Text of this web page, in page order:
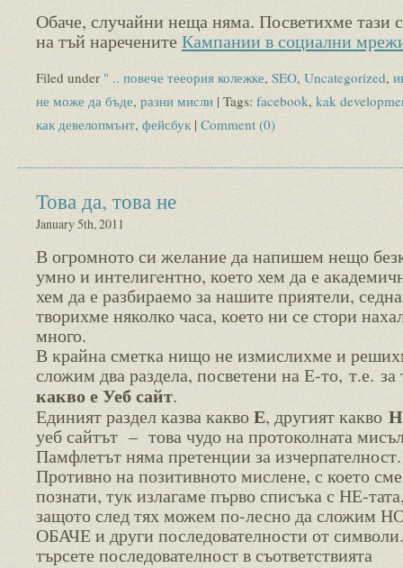
Обаче, случайни неща няма. Посветихме тази
на тъй нареченитеКампании в социални
Filed under " .. повече тееория колежке, SEO, Uncategorized,
не може да бъде, разни мисли | Tags: facebook, kak
как девелопмънт, фейсбук | Comment (0)
Това да, това не
January 5th, 2011
В огромното си желание да напишем нещо
умно и интелигeнтно, което хем да е
хем да е разбираемо за нашите приятели,
творихме няколко часа, което ни се стори
много.
В крайна сметка нищо не измислихме и
сложим два раздела, посветени на Е-то, т.е. за
какво е Уеб сайт.
Единият раздел казва каквоЕ, другият какво
уеб сайтът – това чудо на протоколната
Памфлетът няма претенции за изчерпателност.
Противно на позитивното мислене, с което сме
познати, тук излагаме първо списъка с НЕ-
защото след тях можем по-лесно да сложим
ОБАЧЕ и други последователности от
търсете последователност в съответствията